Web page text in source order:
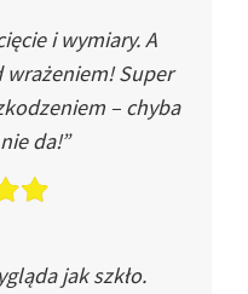
i wymiary. A
wrażeniem! Super
– chyba
da!”
jak szkło.